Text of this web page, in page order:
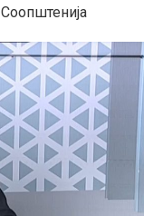
Соопштенија